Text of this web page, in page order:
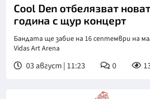
Cool Den отбелязват
година с щур концерт
Бандата ще забие на 16 септември на
Vidas Art Arena
03 август | 11:23 0